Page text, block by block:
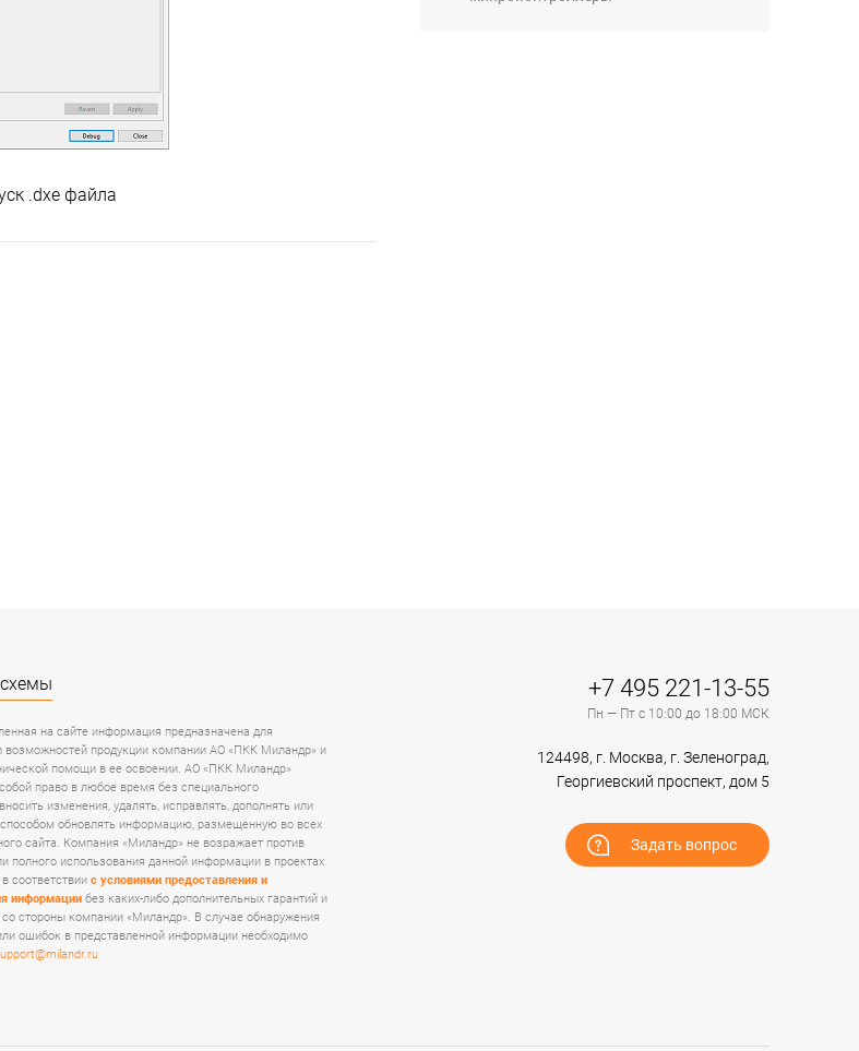
.dxe файла
на сайте информация предназначена для
возможностей продукции компании АО «ПКК Миландр» и
помощи в ее освоении. АО «ПКК Миландр»
право в любое время без специального
изменения, удалять, исправлять, дополнять или
обновлять информацию, размещенную во всех
сайта. Компания «Миландр» не возражает против
полного использования данной информации в проектах
соответствии с условиями предоставления и
информации без каких-либо дополнительных гарантий и
со стороны компании «Миландр». В случае обнаружения
ошибок в представленной информации необходимо
+7 495 221-13-55
Пн — Пт с 10:00 до 18:00 МСК
124498, г. Москва, г. Зеленоград,
Георгиевский проспект, дом 5
Задать вопрос